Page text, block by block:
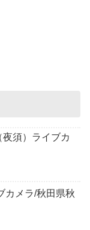
須）ライブカ
カメラ/秋田県秋